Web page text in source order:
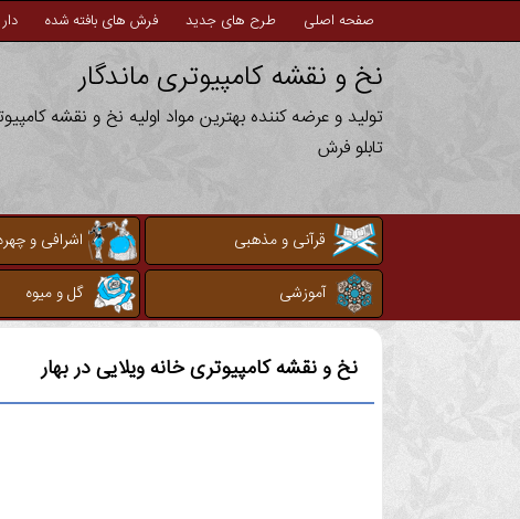
صفحه اصلی طرح های جدید فرش های بافته شده
نخ و نقشه کامپیوتری ماندگار
تولید و عرضه کننده بهترین مواد اولیه نخ و نقشه
تابلو فرش
قرآنی و مذهبی اشرافی و
آموزشی
گل و میوه
نخ و نقشه کامپیوتریخانه ویلایی در بهار